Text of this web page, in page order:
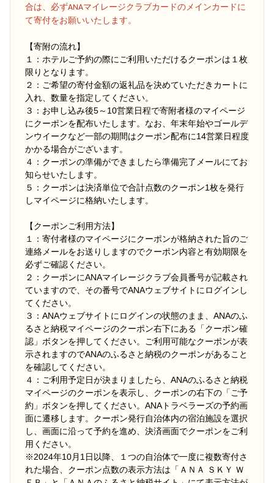
合は、必ずANAマイレージクラブカードのメインカードに
て寄付をお願いいたします。
【寄附の流れ】
１：ホテルご予約の際にご利用いただけるクーポンは１枚
限りとなります。
２：ご希望の寄付金額の返礼品を決めていただきカートに
入れ、数量を指定してください。
３：お申し込み後5～10営業日程で寄附者様のマイページ
にクーポンを配布いたします。なお、年末年始やゴールデ
ンウイークなど一部の期間はクーポン配布に14営業日程度
かかる場合がございます。
４：クーポンの準備ができましたら準備完了メールにてお
知らせいたします。
５：クーポンは決済単位で合計点数のクーポン1枚を発行
しマイページに格納いたします。
【クーポンご利用方法】
１：寄付者様のマイページにクーポンが格納された旨のご
連絡メールをお送りしますのでクーポン内容と有効期限を
必ずご確認ください。
２：クーポンにANAマイレージクラブ会員番号が記載され
ていますので、その番号でANAウェブサイトにログインし
てください。
３：ANAウェブサイトにログインの状態のまま、ANAのふ
るさと納税マイページのクーポン右下にある「クーポン確
認」ボタンを押してください。ご利用可能なクーポンが表
示されますのでANAのふるさと納税のクーポンがあること
を確認してください。
４：ご利用予定日が決まりましたら、ANAのふるさと納税
マイページのクーポンを表示し、クーポンの右下の「ご予
約」ボタンを押してください。ANAトラベラーズの予約画
面に遷移します。クーポン発行自治体内の宿泊施設を選択
し、画面に沿って予約を進め、決済画面でクーポンをご利
用ください。
※2024年10月1日以降、１つの自治体で一度に複数寄付さ
れた場合、クーポン点数の表示方法は「ＡＮＡ ＳＫＹ Ｗ